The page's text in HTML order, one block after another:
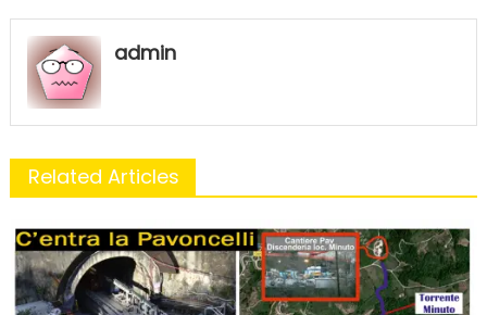
admin
Related Articles